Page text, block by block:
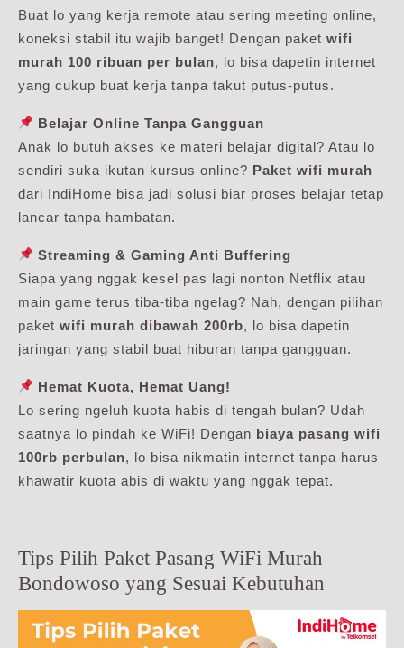
Buat lo yang kerja remote atau sering meeting online,
koneksi stabil itu wajib banget! Dengan paket wifi
murah 100 ribuan per bulan, lo bisa dapetin internet
yang cukup buat kerja tanpa takut putus-putus.
Belajar Online Tanpa Gangguan
Anak lo butuh akses ke materi belajar digital? Atau lo
sendiri suka ikutan kursus online? Paket wifi murah
dari IndiHome bisa jadi solusi biar proses belajar tetap
lancar tanpa hambatan.
Streaming & Gaming Anti Buffering
Siapa yang nggak kesel pas lagi nonton Netflix atau
main game terus tiba-tiba ngelag? Nah, dengan pilihan
paket wifi murah dibawah 200rb, lo bisa dapetin
jaringan yang stabil buat hiburan tanpa gangguan.
Hemat Kuota, Hemat Uang!
Lo sering ngeluh kuota habis di tengah bulan? Udah
saatnya lo pindah ke WiFi! Dengan biaya pasang wifi
100rb perbulan, lo bisa nikmatin internet tanpa harus
khawatir kuota abis di waktu yang nggak tepat.
Tips Pilih Paket Pasang WiFi Murah
Bondowoso yang Sesuai Kebutuhan